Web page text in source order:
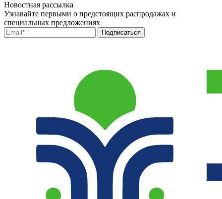
Новостная рассылка
Узнавайте первыми о предстоящих распродажах и
специальных предложениях